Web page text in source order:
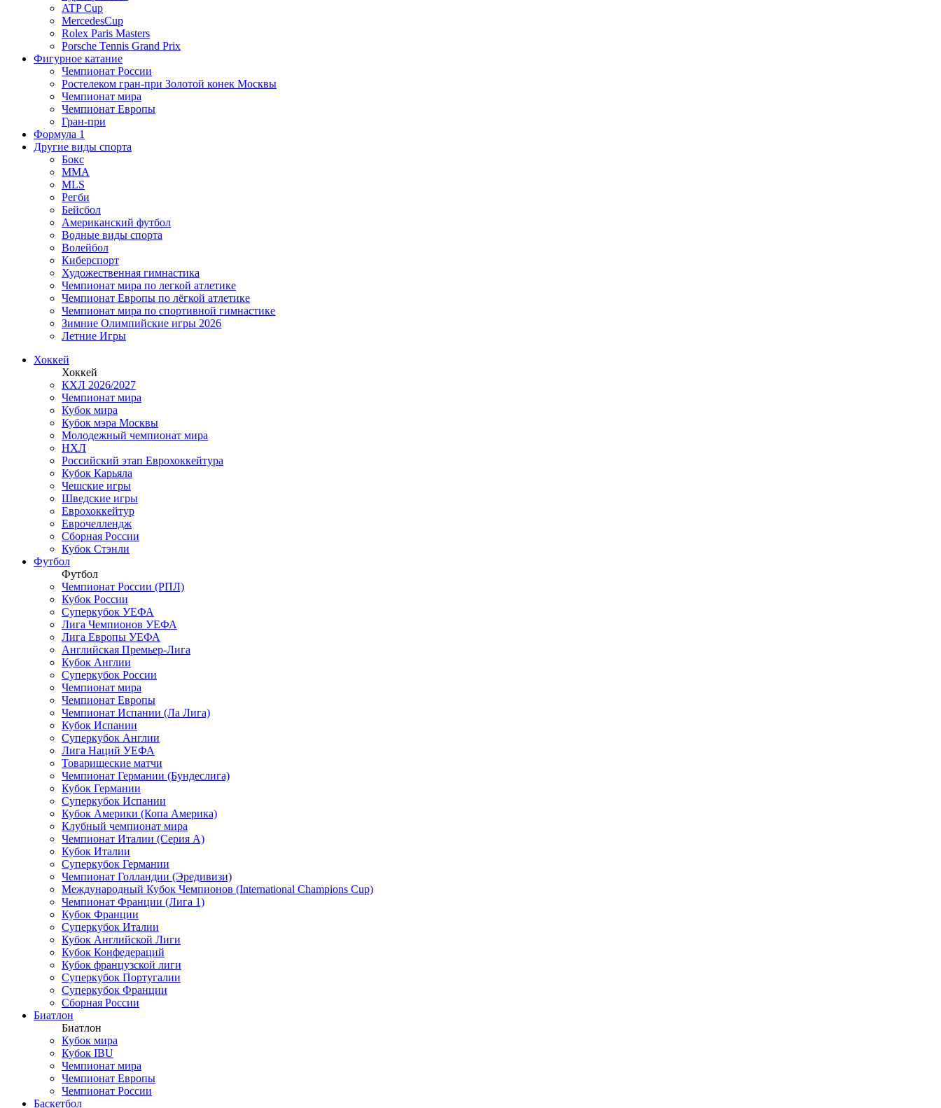
ATP Cup
MercedesCup
Rolex Paris Masters
Porsche Tennis Grand Prix
Фигурное катание
Чемпионат России
Ростелеком гран-при Золотой конек Москвы
Чемпионат мира
Чемпионат Европы
Гран-при
Формула 1
Другие виды спорта
Бокс
MMA
MLS
Регби
Бейсбол
Американский футбол
Водные виды спорта
Волейбол
Киберспорт
Художественная гимнастика
Чемпионат мира по легкой атлетике
Чемпионат Европы по лёгкой атлетике
Чемпионат мира по спортивной гимнастике
Зимние Олимпийские игры 2026
Летние Игры
Хоккей
Хоккей
КХЛ 2026/2027
Чемпионат мира
Кубок мира
Кубок мэра Москвы
Молодежный чемпионат мира
НХЛ
Российский этап Еврохоккейтура
Кубок Карьяла
Чешские игры
Шведские игры
Еврохоккейтур
Еврочеллендж
Сборная России
Кубок Стэнли
Футбол
Футбол
Чемпионат России (РПЛ)
Кубок России
Суперкубок УЕФА
Лига Чемпионов УЕФА
Лига Европы УЕФА
Английская Премьер-Лига
Кубок Англии
Суперкубок России
Чемпионат мира
Чемпионат Европы
Чемпионат Испании (Ла Лига)
Кубок Испании
Суперкубок Англии
Лига Наций УЕФА
Товарищеские матчи
Чемпионат Германии (Бундеслига)
Кубок Германии
Суперкубок Испании
Кубок Америки (Копа Америка)
Клубный чемпионат мира
Чемпионат Италии (Серия А)
Кубок Италии
Суперкубок Германии
Чемпионат Голландии (Эредивизи)
Международный Кубок Чемпионов (International Champions Cup)
Чемпионат Франции (Лига 1)
Кубок Франции
Суперкубок Италии
Кубок Английской Лиги
Кубок Конфедераций
Кубок французской лиги
Суперкубок Португалии
Суперкубок Франции
Сборная России
Биатлон
Биатлон
Кубок мира
Кубок IBU
Чемпионат мира
Чемпионат Европы
Чемпионат России
Баскетбол